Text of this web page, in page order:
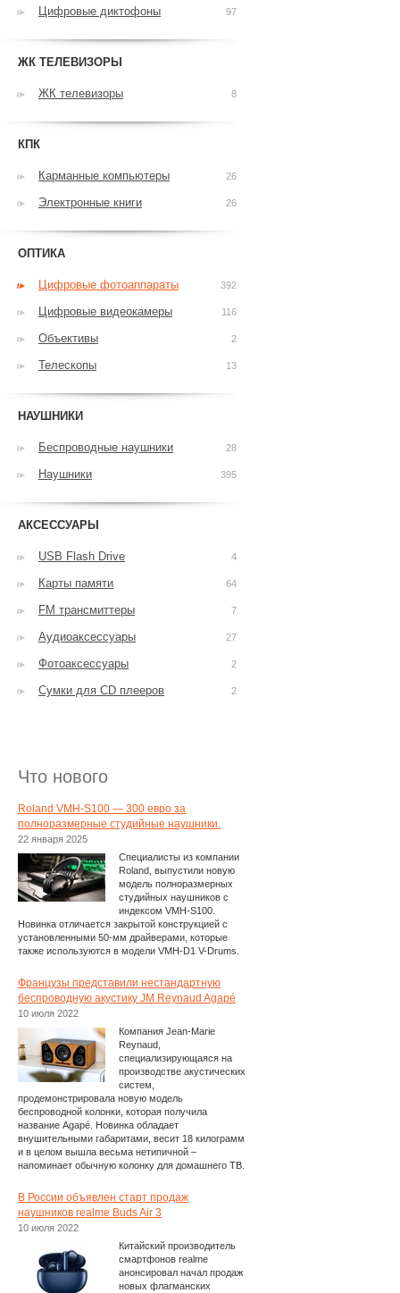
Цифровые диктофоны 97
ЖК ТЕЛЕВИЗОРЫ
ЖК телевизоры 8
КПК
Карманные компьютеры 26
Электронные книги 26
ОПТИКА
Цифровые фотоаппараты 392
Цифровые видеокамеры 116
Объективы 2
Телескопы 13
НАУШНИКИ
Беспроводные наушники 28
Наушники 395
АКСЕССУАРЫ
USB Flash Drive 4
Карты памяти 64
FM трансмиттеры 7
Аудиоаксессуары 27
Фотоаксессуары 2
Сумки для CD плееров 2
Что нового
Roland VMH-S100 — 300 евро за
полноразмерные студийные наушники.
22 января 2025
Специалисты из компании
Roland, выпустили новую
модель полноразмерных
студийных наушников с
индексом VMH-S100.
Новинка отличается закрытой конструкцией с
установленными 50-мм драйверами, которые
также используются в модели VMH-D1 V-Drums.
Французы представили нестандартную
беспроводную акустику JM Reynaud Agapé
10 июля 2022
Компания Jean-Marie
Reynaud,
специализирующаяся на
производстве акустических
систем,
продемонстрировала новую модель
беспроводной колонки, которая получила
название Agapé. Новинка обладает
внушительными габаритами, весит 18 килограмм
и в целом вышла весьма нетипичной –
напоминает обычную колонку для домашнего ТВ.
В России объявлен старт продаж
наушников realme Buds Air 3
10 июля 2022
Китайский производитель
смартфонов realme
анонсировал начал продаж
новых флагманских